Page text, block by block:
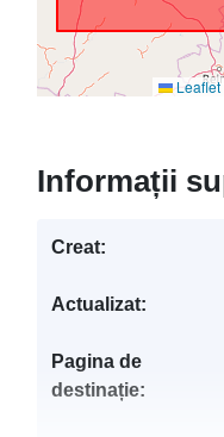
Leaflet
Informații
Creat:
Actualizat:
Pagina de
destinație: